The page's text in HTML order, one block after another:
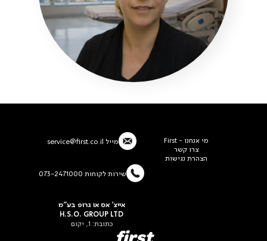
מי אנחנו - First
צרו קשר
הצהרת נגישות
מייל service@first.co.il
שירות לקוחות 073-2471000
אייצ' אס או גרופ בע"מ
H.S.O. GROUP LTD
כתובת: 1, יקום